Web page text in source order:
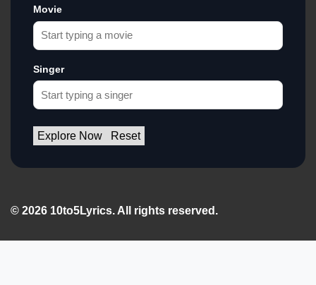
Movie
Singer
Explore Now Reset
© 2026 10to5Lyrics. All rights reserved.